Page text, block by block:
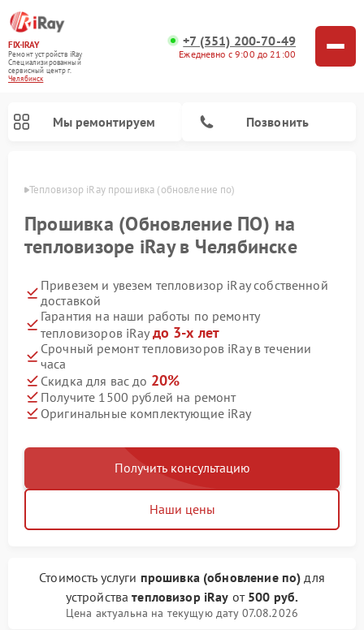
FIX-IRAY
Ремонт устройств iRay
Специализированный
cервисный центр г.
Челябинск
+7 (351) 200-70-49
Ежедневно с 9:00 до 21:00
Мы ремонтируем Позвонить
Тепловизор iRay прошивка (обновление по)
Прошивка (Обновление ПО) на
тепловизоре iRay в Челябинске
Привезем и увезем тепловизор iRay собственной
доставкой
Гарантия на наши работы по ремонту
тепловизоров iRay до 3-х лет
Срочный ремонт тепловизоров iRay в течении
часа
Скидка для вас до 20%
Получите 1500 рублей на ремонт
Оригинальные комплектующие iRay
Получить консультацию
Наши цены
Стоимость услуги прошивка (обновление по) для
устройстватепловизор iRay от 500 руб.
Цена актуальна на текущую дату 07.08.2026